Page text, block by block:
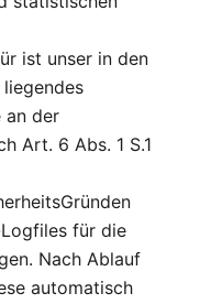
ist unser in den
an der
Art. 6 Abs. 1 S.1
für die
Nach Ablauf
automatisch